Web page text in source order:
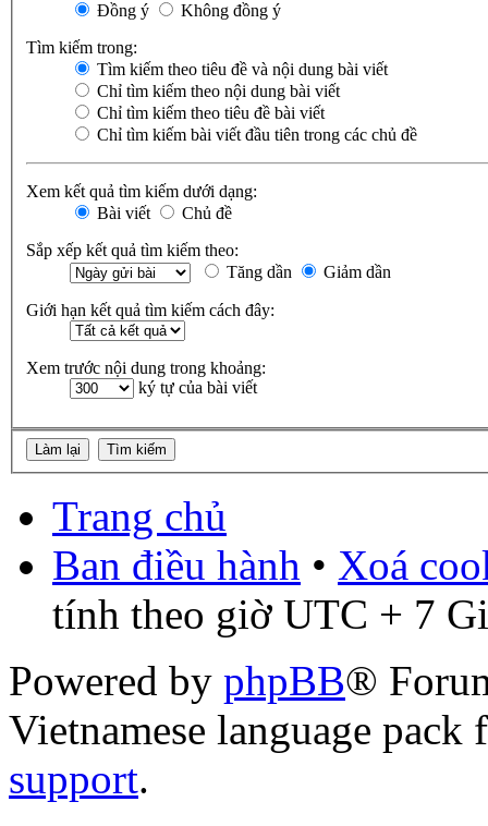
Đồng ý
Không đồng ý
Tìm kiếm trong:
Tìm kiếm theo tiêu đề và nội dung bài viết
Chỉ tìm kiếm theo nội dung bài viết
Chỉ tìm kiếm theo tiêu đề bài viết
Chỉ tìm kiếm bài viết đầu tiên trong các chủ đề
Xem kết quả tìm kiếm dưới dạng:
Bài viết
Chủ đề
Sắp xếp kết quả tìm kiếm theo:
Tăng dần
Giảm dần
Giới hạn kết quả tìm kiếm cách đây:
Xem trước nội dung trong khoảng:
ký tự của bài viết
Trang chủ
Ban điều hành • Xoá
tính theo giờ UTC + 7
Powered by phpBB®
Vietnamese language
support.